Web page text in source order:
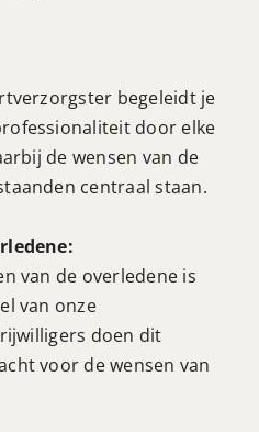
begeleidt je
door elke
de wensen van de
centraal staan.
van de overledene is
van onze
doen dit
voor de wensen van